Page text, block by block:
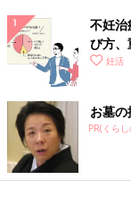
不妊治
び方、
妊活
お墓
PR(くら